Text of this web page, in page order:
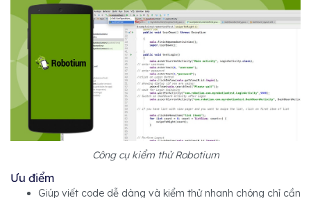
Công cụ kiểm thử Robotium
Ưu điểm
Giúp viết code dễ dàng và kiểm thử nhanh chóng chỉ cần